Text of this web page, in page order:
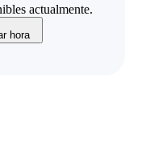
actualmente.
hora